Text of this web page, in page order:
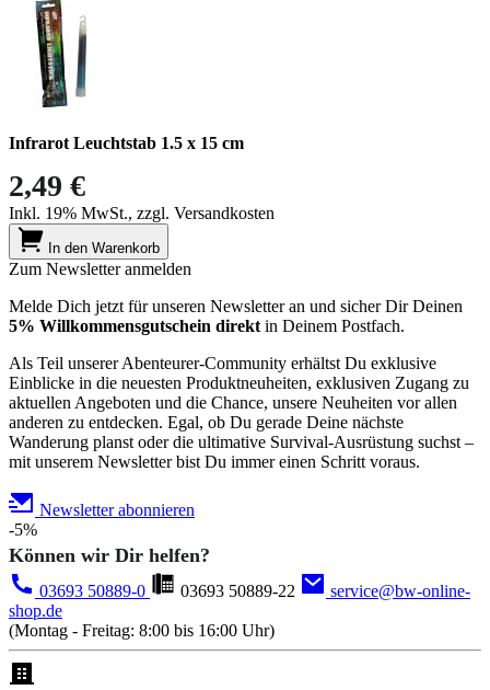
Infrarot Leuchtstab 1.5 x 15 cm
2,49 €
Inkl. 19% MwSt., zzgl. Versandkosten
In den Warenkorb
Zum Newsletter anmelden
Melde Dich jetzt für unseren Newsletter an und sicher Dir Deinen
5% Willkommensgutschein direkt in Deinem Postfach.
Als Teil unserer Abenteurer-Community erhältst Du exklusive
Einblicke in die neuesten Produktneuheiten, exklusiven Zugang zu
aktuellen Angeboten und die Chance, unsere Neuheiten vor allen
anderen zu entdecken. Egal, ob Du gerade Deine nächste
Wanderung planst oder die ultimative Survival-Ausrüstung suchst –
mit unserem Newsletter bist Du immer einen Schritt voraus.
Newsletter abonnieren
-5%
Können wir Dir helfen?
03693 50889-0 03693 50889-22
service@bw-online-
shop.de
(Montag - Freitag: 8:00 bis 16:00 Uhr)